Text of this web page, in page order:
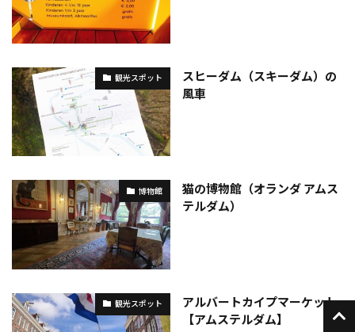
観光スポット
スヒーダム（スキーダム）の
風車
博物館
猫の博物館（オランダ アムス
テルダム）
観光スポット
アルバートカイプマーケット
【アムステルダム】